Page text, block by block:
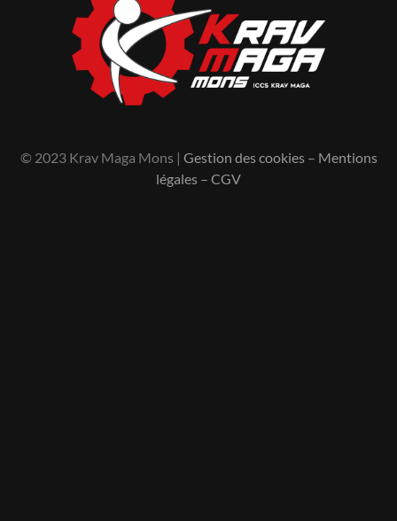
© 2023 Krav Maga Mons | Gestion des cookies– Mentions
légales – CGV